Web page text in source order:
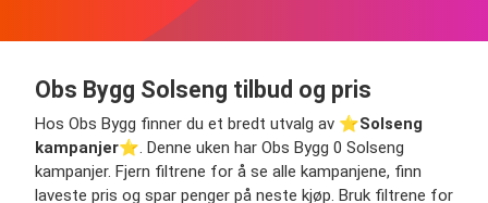
Obs Bygg Solseng tilbud og pris
Hos Obs Bygg finner du et bredt utvalg av ⭐️Solseng
kampanjer⭐️. Denne uken har Obs Bygg 0 Solseng
kampanjer. Fjern filtrene for å se alle kampanjene, finn
laveste pris og spar penger på neste kjøp. Bruk filtrene for